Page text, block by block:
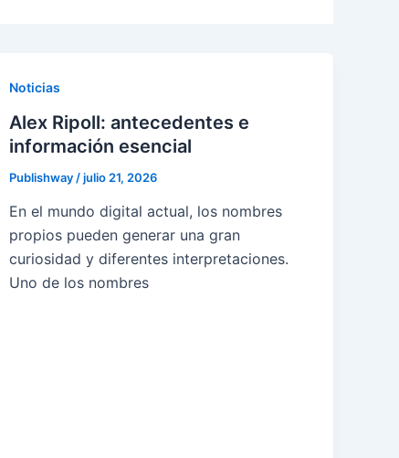
Noticias
Alex Ripoll: antecedentes e
información esencial
Publishway /julio 21, 2026
En el mundo digital actual, los nombres
propios pueden generar una gran
curiosidad y diferentes interpretaciones.
Uno de los nombres